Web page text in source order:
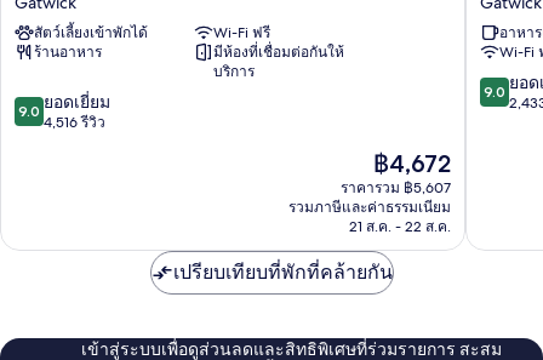
Gatwick
Airport
Gatwick
สัตว์เลี้ยงเข้าพักได้
Wi-Fi ฟรี
ร้านอาหาร
มีห้องที่เชื่อมต่อกันให้
บริการ
9.0
จาก
9.0 ยอดเยี่ยม
4,516 รีวิว
ราคา
ปัจจุบัน
คือ
฿4,672
฿4,672
ราคารวม ฿5,607
รวมภาษีและค่าธรรมเนียม
21 ส.ค. - 22 ส.ค.
Hilton
London
Gatwick
Airport
Gatwick
อาหา
Wi-Fi
9.0
จาก
9.0 ยอด
เปรียบเทียบที่พักที่คล้ายกัน
เข้าสู่ระบบเพื่อดูส่วนลดและสิทธิพิเศษที่ร่วมรายการ สะสม